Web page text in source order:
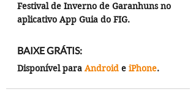
Festival de Inverno de Garanhuns no
aplicativo App Guia do FIG.
BAIXE GRÁTIS:
Disponível para Android e iPhone.